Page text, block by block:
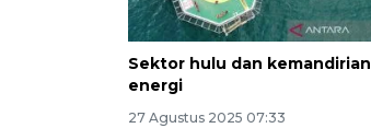
Sektor hulu dan kemandirian
energi
27 Agustus 2025 07:33